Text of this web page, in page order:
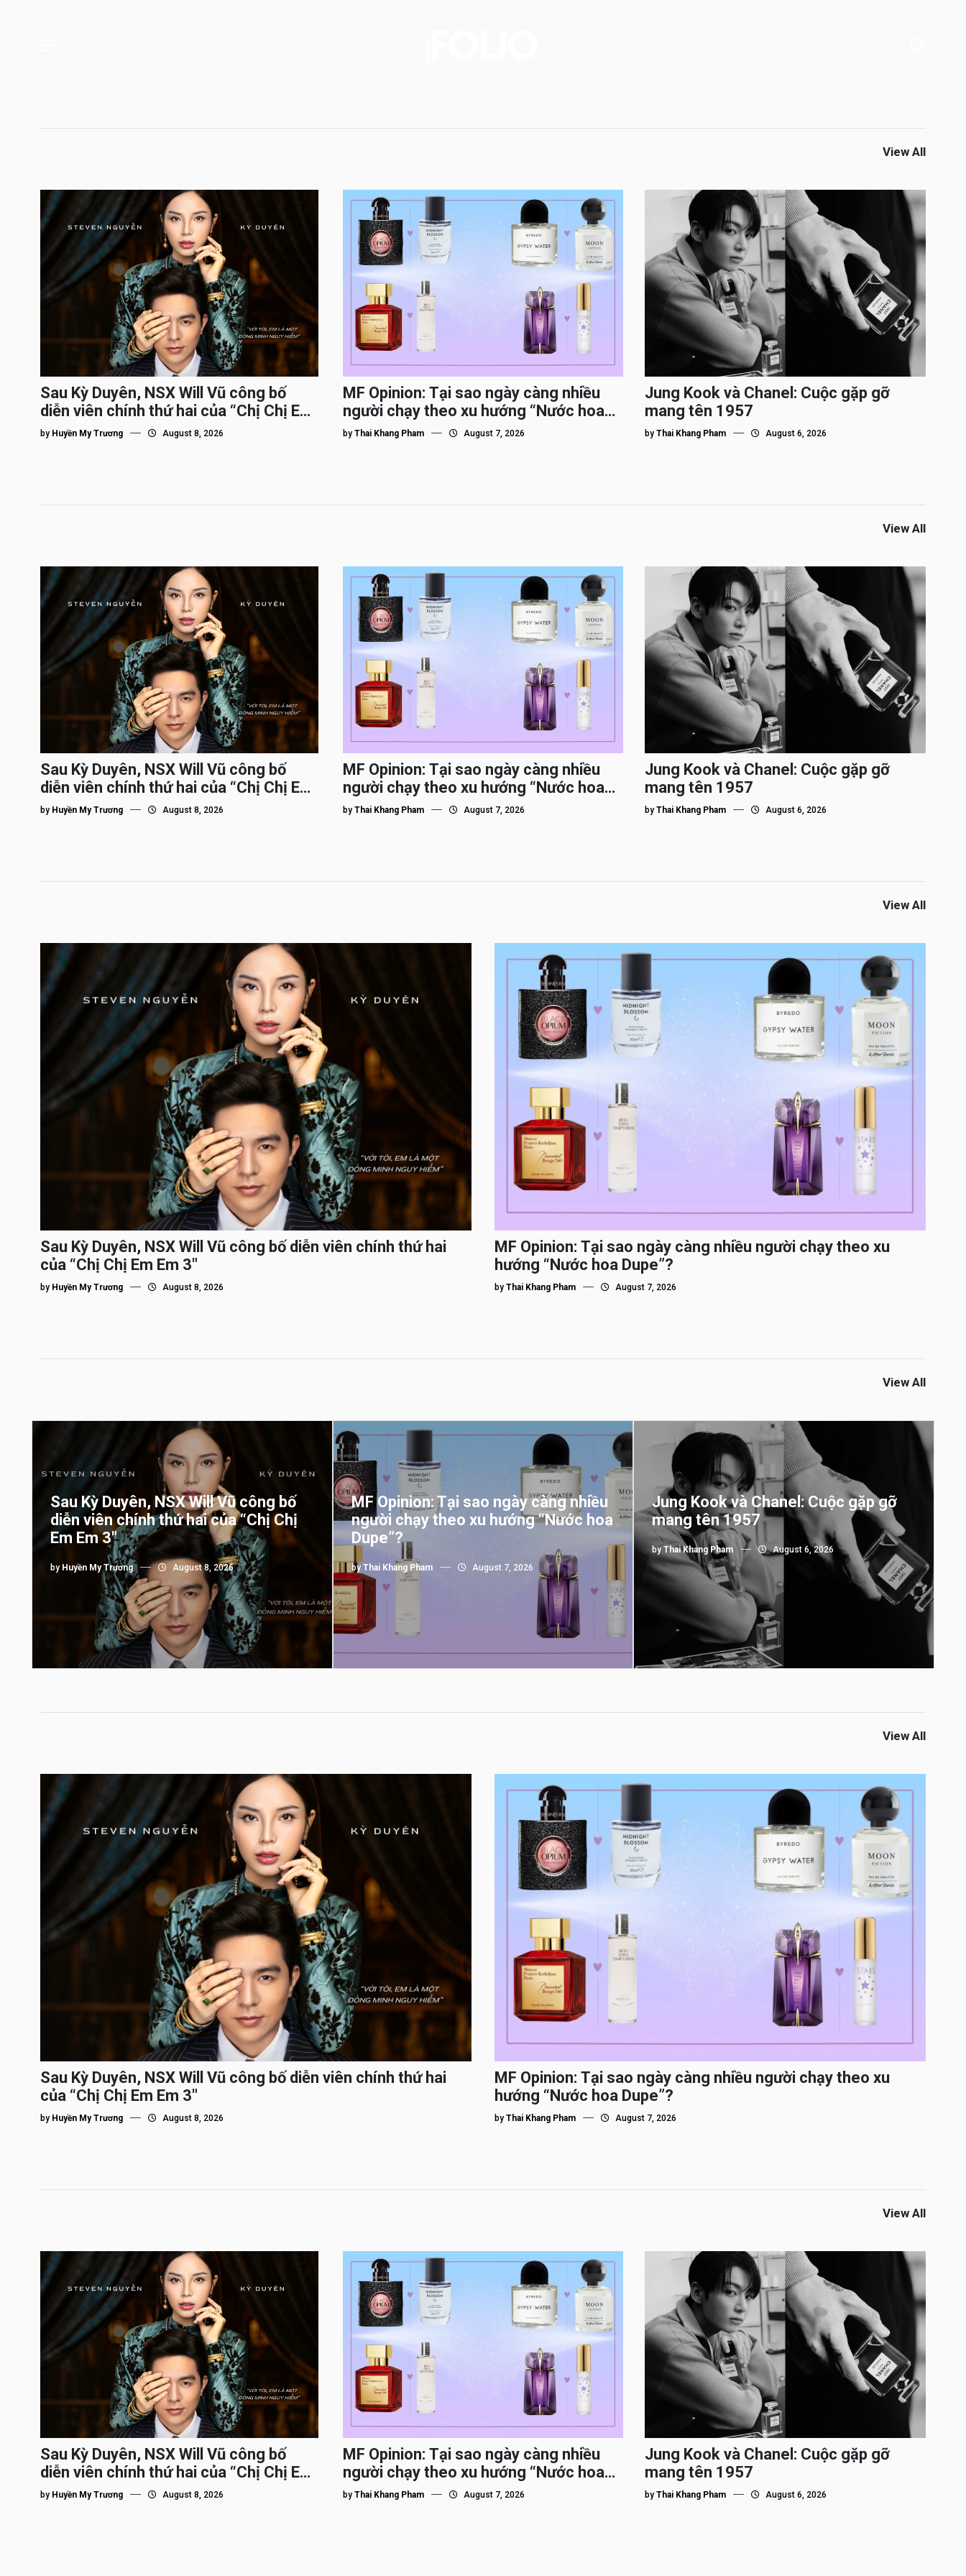
View All
Sau Kỳ Duyên, NSX Will Vũ công bố
diễn viên chính thứ hai của “Chị Chị Em
Em 3″
by Huyền My Trương August 8, 2026
MF Opinion: Tại sao ngày càng nhiều
người chạy theo xu hướng “Nước hoa
Dupe”?
by Thai Khang Pham August 7, 2026
Jung Kook và Chanel: Cuộc gặp gỡ
mang tên 1957
byThai Khang Pham August 6, 2026
View All
Sau Kỳ Duyên, NSX Will Vũ công bố
diễn viên chính thứ hai của “Chị Chị Em
Em 3″
by Huyền My Trương August 8, 2026
MF Opinion: Tại sao ngày càng nhiều
người chạy theo xu hướng “Nước hoa
Dupe”?
by Thai Khang Pham August 7, 2026
Jung Kook và Chanel: Cuộc gặp gỡ
mang tên 1957
byThai Khang Pham August 6, 2026
View All
Sau Kỳ Duyên, NSX Will Vũ công bố diễn viên chính thứ hai
của “Chị Chị Em Em 3″
by Huyền My Trương August 8, 2026
MF Opinion: Tại sao ngày càng nhiều người chạy theo xu
hướng “Nước hoa Dupe”?
by Thai Khang Pham August 7, 2026
View All
Sau Kỳ Duyên, NSX Will Vũ công bố
diễn viên chính thứ hai của “Chị Chị
Em Em 3″
by Huyền My Trương August 8, 2026
MF Opinion: Tại sao ngày càng nhiều
người chạy theo xu hướng “Nước hoa
Dupe”?
by Thai Khang Pham August 7, 2026
Jung Kook và Chanel: Cuộc gặp gỡ
mang tên 1957
byThai Khang Pham August 6, 2026
View All
Sau Kỳ Duyên, NSX Will Vũ công bố diễn viên chính thứ hai
của “Chị Chị Em Em 3″
by Huyền My Trương August 8, 2026
MF Opinion: Tại sao ngày càng nhiều người chạy theo xu
hướng “Nước hoa Dupe”?
by Thai Khang Pham August 7, 2026
View All
Sau Kỳ Duyên, NSX Will Vũ công bố
diễn viên chính thứ hai của “Chị Chị Em
Em 3″
by Huyền My Trương August 8, 2026
MF Opinion: Tại sao ngày càng nhiều
người chạy theo xu hướng “Nước hoa
Dupe”?
by Thai Khang Pham August 7, 2026
Jung Kook và Chanel: Cuộc gặp gỡ
mang tên 1957
byThai Khang Pham August 6, 2026